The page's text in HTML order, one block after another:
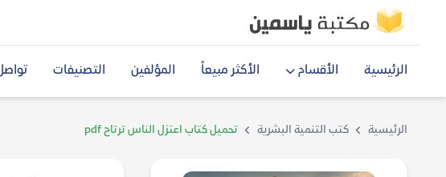
الرئيسية الأقسام الأكثر مبيعاً المؤلفين التصنيفات
الرئيسية كتب التنمية البشرية تحميل كتاب اعتزل الناس ترتاح pdf